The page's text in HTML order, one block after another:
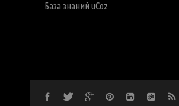
База знаний uCoz